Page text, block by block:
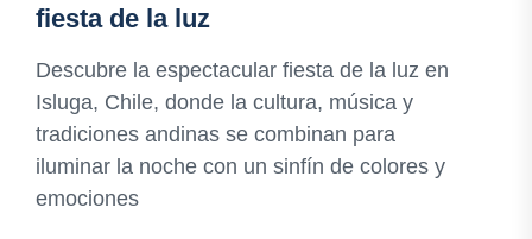
fiesta de la luz
Descubre la espectacular fiesta de la luz en
Isluga, Chile, donde la cultura, música y
tradiciones andinas se combinan para
iluminar la noche con un sinfín de colores y
emociones